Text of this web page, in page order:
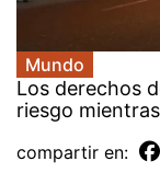
Mundo
Los derechos
riesgo
compartir en: